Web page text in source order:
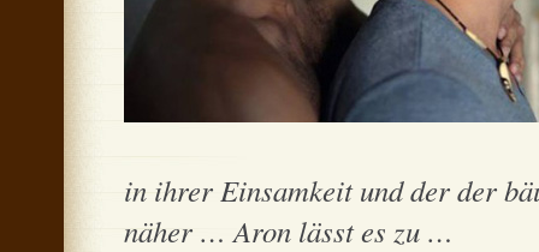
in ihrer Einsamkeit und der der
näher … Aron lässt es zu …